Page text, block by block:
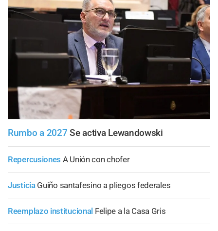
Rumbo a 2027 Se activa Lewandowski
Repercusiones A Unión con chofer
Justicia Guiño santafesino a pliegos federales
Reemplazo institucional Felipe a la Casa Gris